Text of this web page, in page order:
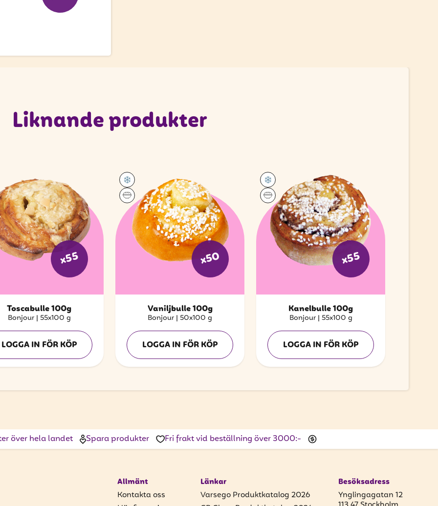
Liknande produkter
x55
Toscabulle 100g
Bonjour | 55x100 g
LOGGA IN FÖR KÖP
x50
Vaniljbulle 100g
Bonjour | 50x100 g
LOGGA IN FÖR KÖP
x55
Kanelbulle 100g
Bonjour | 55x100 g
LOGGA IN FÖR KÖP
över hela landet Spara produkter Fri frakt vid beställning över 3000:-
Allmänt
Kontakta oss
Länkar
Varsego Produktkatalog 2026
Besöksadress
Ynglingagatan 12